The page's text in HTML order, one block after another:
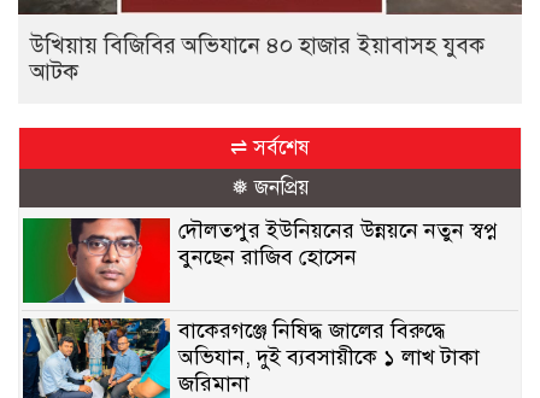
উখিয়ায় বিজিবির অভিযানে ৪০ হাজার ইয়াবাসহ যুবক
আটক
⇌ সর্বশেষ
❅ জনপ্রিয়
দৌলতপুর ইউনিয়নের উন্নয়নে নতুন স্বপ্ন
বুনছেন রাজিব হোসেন
বাকেরগঞ্জে নিষিদ্ধ জালের বিরুদ্ধে
অভিযান, দুই ব্যবসায়ীকে ১ লাখ টাকা
জরিমানা